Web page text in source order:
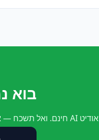
בוא
אודיט AI חינם. ואל תשכח —